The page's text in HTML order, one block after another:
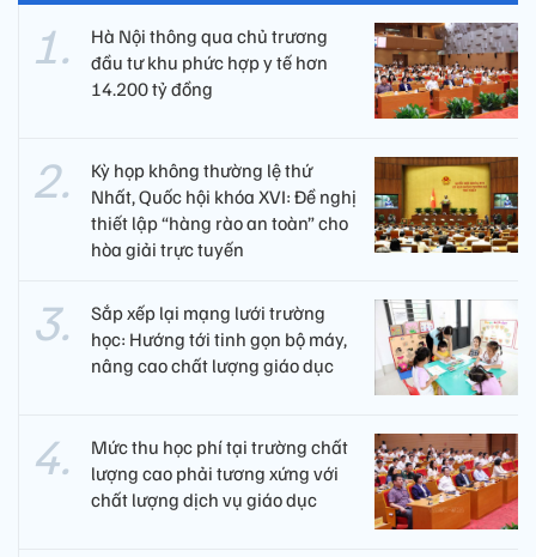
Hà Nội thông qua chủ trương
đầu tư khu phức hợp y tế hơn
14.200 tỷ đồng
Kỳ họp không thường lệ thứ
Nhất, Quốc hội khóa XVI: Đề nghị
thiết lập “hàng rào an toàn” cho
hòa giải trực tuyến
Sắp xếp lại mạng lưới trường
học: Hướng tới tinh gọn bộ máy,
nâng cao chất lượng giáo dục
Mức thu học phí tại trường chất
lượng cao phải tương xứng với
chất lượng dịch vụ giáo dục